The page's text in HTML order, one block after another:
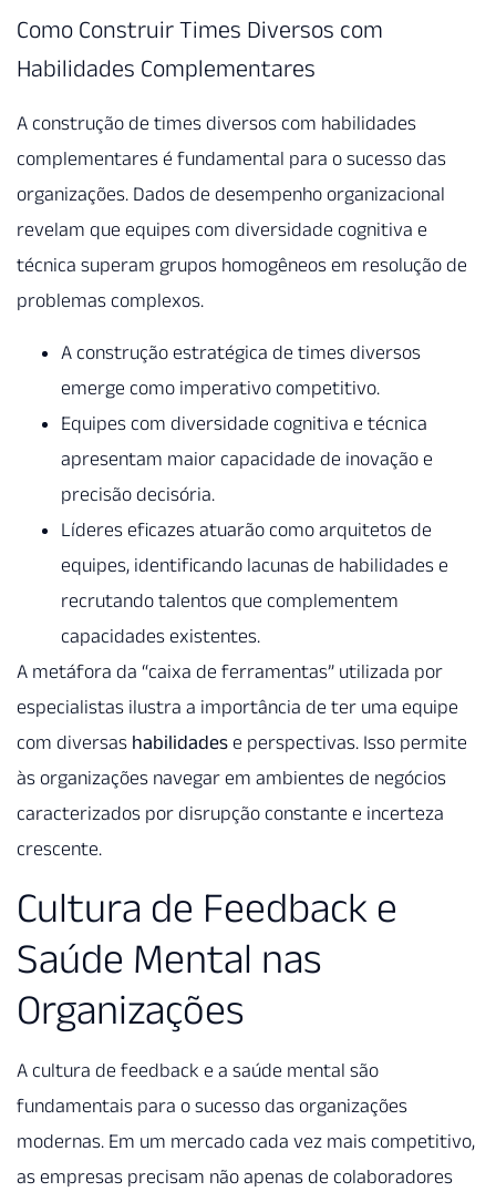
Como Construir Times Diversos com
Habilidades Complementares
A construção de times diversos com habilidades
complementares é fundamental para o sucesso das
organizações. Dados de desempenho organizacional
revelam que equipes com diversidade cognitiva e
técnica superam grupos homogêneos em resolução de
problemas complexos.
A construção estratégica de times diversos
emerge como imperativo competitivo.
Equipes com diversidade cognitiva e técnica
apresentam maior capacidade de inovação e
precisão decisória.
Líderes eficazes atuarão como arquitetos de
equipes, identificando lacunas de habilidades e
recrutando talentos que complementem
capacidades existentes.
A metáfora da “caixa de ferramentas” utilizada por
especialistas ilustra a importância de ter uma equipe
com diversas habilidades e perspectivas. Isso permite
às organizações navegar em ambientes de negócios
caracterizados por disrupção constante e incerteza
crescente.
Cultura de Feedback e
Saúde Mental nas
Organizações
A cultura de feedback e a saúde mental são
fundamentais para o sucesso das organizações
modernas. Em um mercado cada vez mais competitivo,
as empresas precisam não apenas de colaboradores